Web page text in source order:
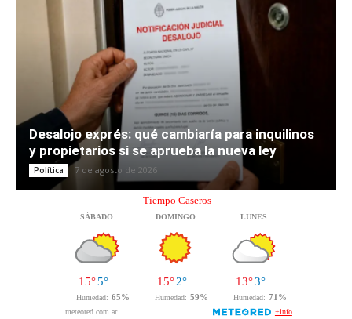
Desalojo exprés: qué cambiaría para inquilinos
y propietarios si se aprueba la nueva ley
Política 7 de agosto de 2026